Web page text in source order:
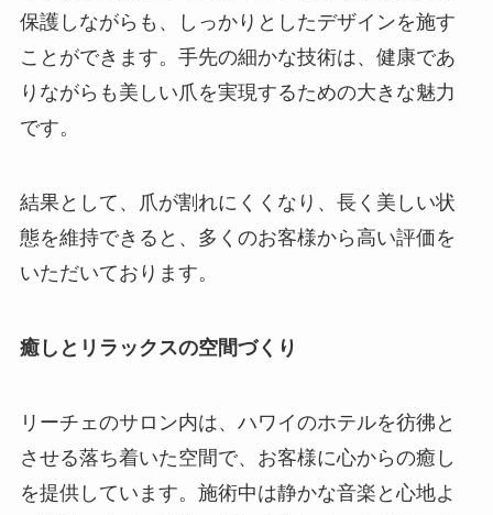
保護しながらも、しっかりとしたデザインを施す
ことができます。手先の細かな技術は、健康であ
りながらも美しい爪を実現するための大きな魅力
です。
結果として、爪が割れにくくなり、長く美しい状
態を維持できると、多くのお客様から高い評価を
いただいております。
癒しとリラックスの空間づくり
リーチェのサロン内は、ハワイのホテルを彷彿と
させる落ち着いた空間で、お客様に心からの癒し
を提供しています。施術中は静かな音楽と心地よ